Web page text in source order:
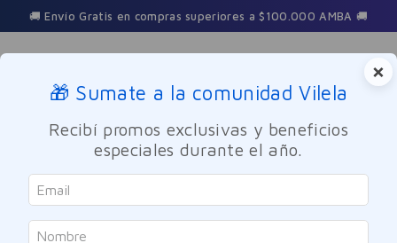
🚚 Envío Gratis en compras superiores a $100.000 AMBA 🚚
Buscar
×
🎁 Sumate a la comunidad Vilela
Recibí promos exclusivas y beneficios
especiales durante el año.